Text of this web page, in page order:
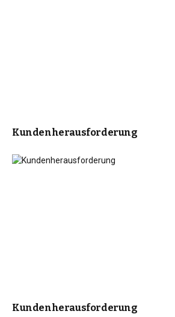
Kundenherausforderung
Kundenherausforderung